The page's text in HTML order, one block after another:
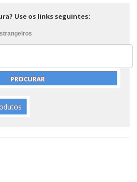
Use os links seguintes: